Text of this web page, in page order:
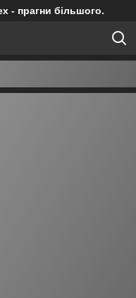
- прагни більшого.